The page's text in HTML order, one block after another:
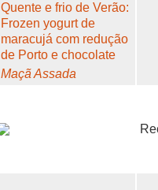
Quente e frio de Verão:
Frozen yogurt de
maracujá com redução
de Porto e chocolate
Maçã Assada